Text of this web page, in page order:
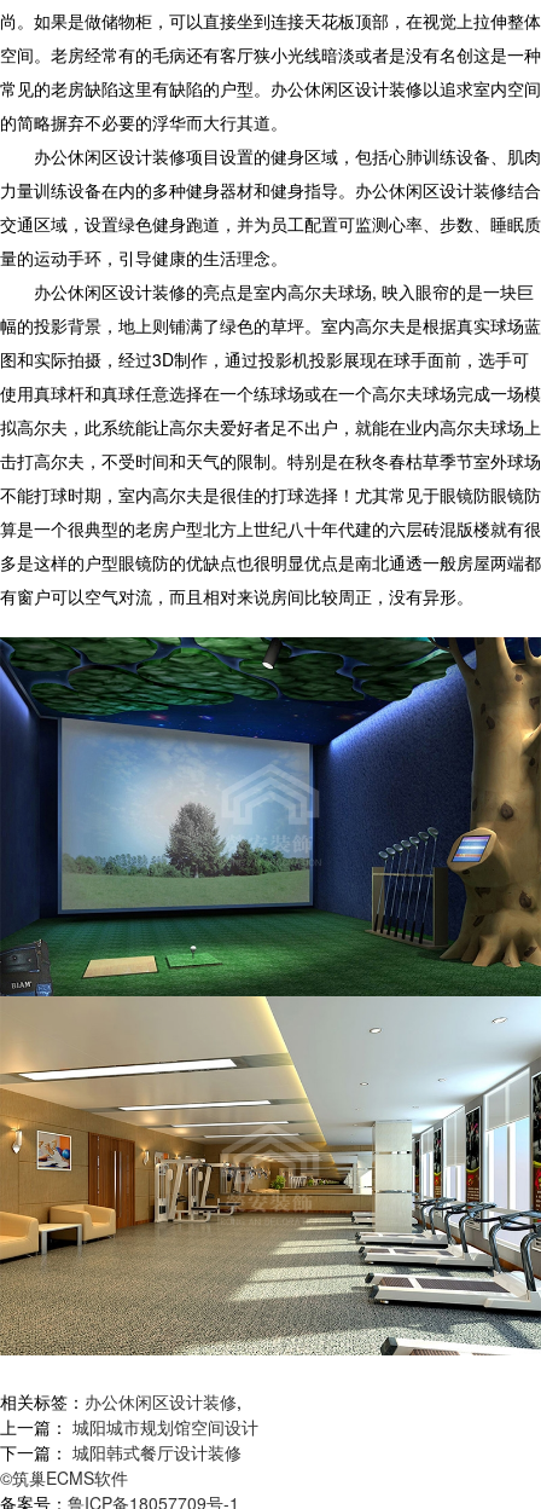
尚。如果是做储物柜，可以直接坐到连接天花板顶部，在视觉上拉伸整体
空间。老房经常有的毛病还有客厅狭小光线暗淡或者是没有名创这是一种
常见的老房缺陷这里有缺陷的户型。办公休闲区设计装修以追求室内空间
的简略摒弃不必要的浮华而大行其道。
办公休闲区设计装修项目设置的健身区域，包括心肺训练设备、肌肉
力量训练设备在内的多种健身器材和健身指导。办公休闲区设计装修结合
交通区域，设置绿色健身跑道，并为员工配置可监测心率、步数、睡眠质
量的运动手环，引导健康的生活理念。
办公休闲区设计装修的亮点是室内高尔夫球场, 映入眼帘的是一块巨
幅的投影背景，地上则铺满了绿色的草坪。室内高尔夫是根据真实球场蓝
图和实际拍摄，经过3D制作，通过投影机投影展现在球手面前，选手可
使用真球杆和真球任意选择在一个练球场或在一个高尔夫球场完成一场模
拟高尔夫，此系统能让高尔夫爱好者足不出户，就能在业内高尔夫球场上
击打高尔夫，不受时间和天气的限制。特别是在秋冬春枯草季节室外球场
不能打球时期，室内高尔夫是很佳的打球选择！尤其常见于眼镜防眼镜防
算是一个很典型的老房户型北方上世纪八十年代建的六层砖混版楼就有很
多是这样的户型眼镜防的优缺点也很明显优点是南北通透一般房屋两端都
有窗户可以空气对流，而且相对来说房间比较周正，没有异形。
相关标签： 办公休闲区设计装修,
上一篇： 城阳城市规划馆空间设计
下一篇： 城阳韩式餐厅设计装修
©筑巢ECMS软件
备案号： 鲁ICP备18057709号-1